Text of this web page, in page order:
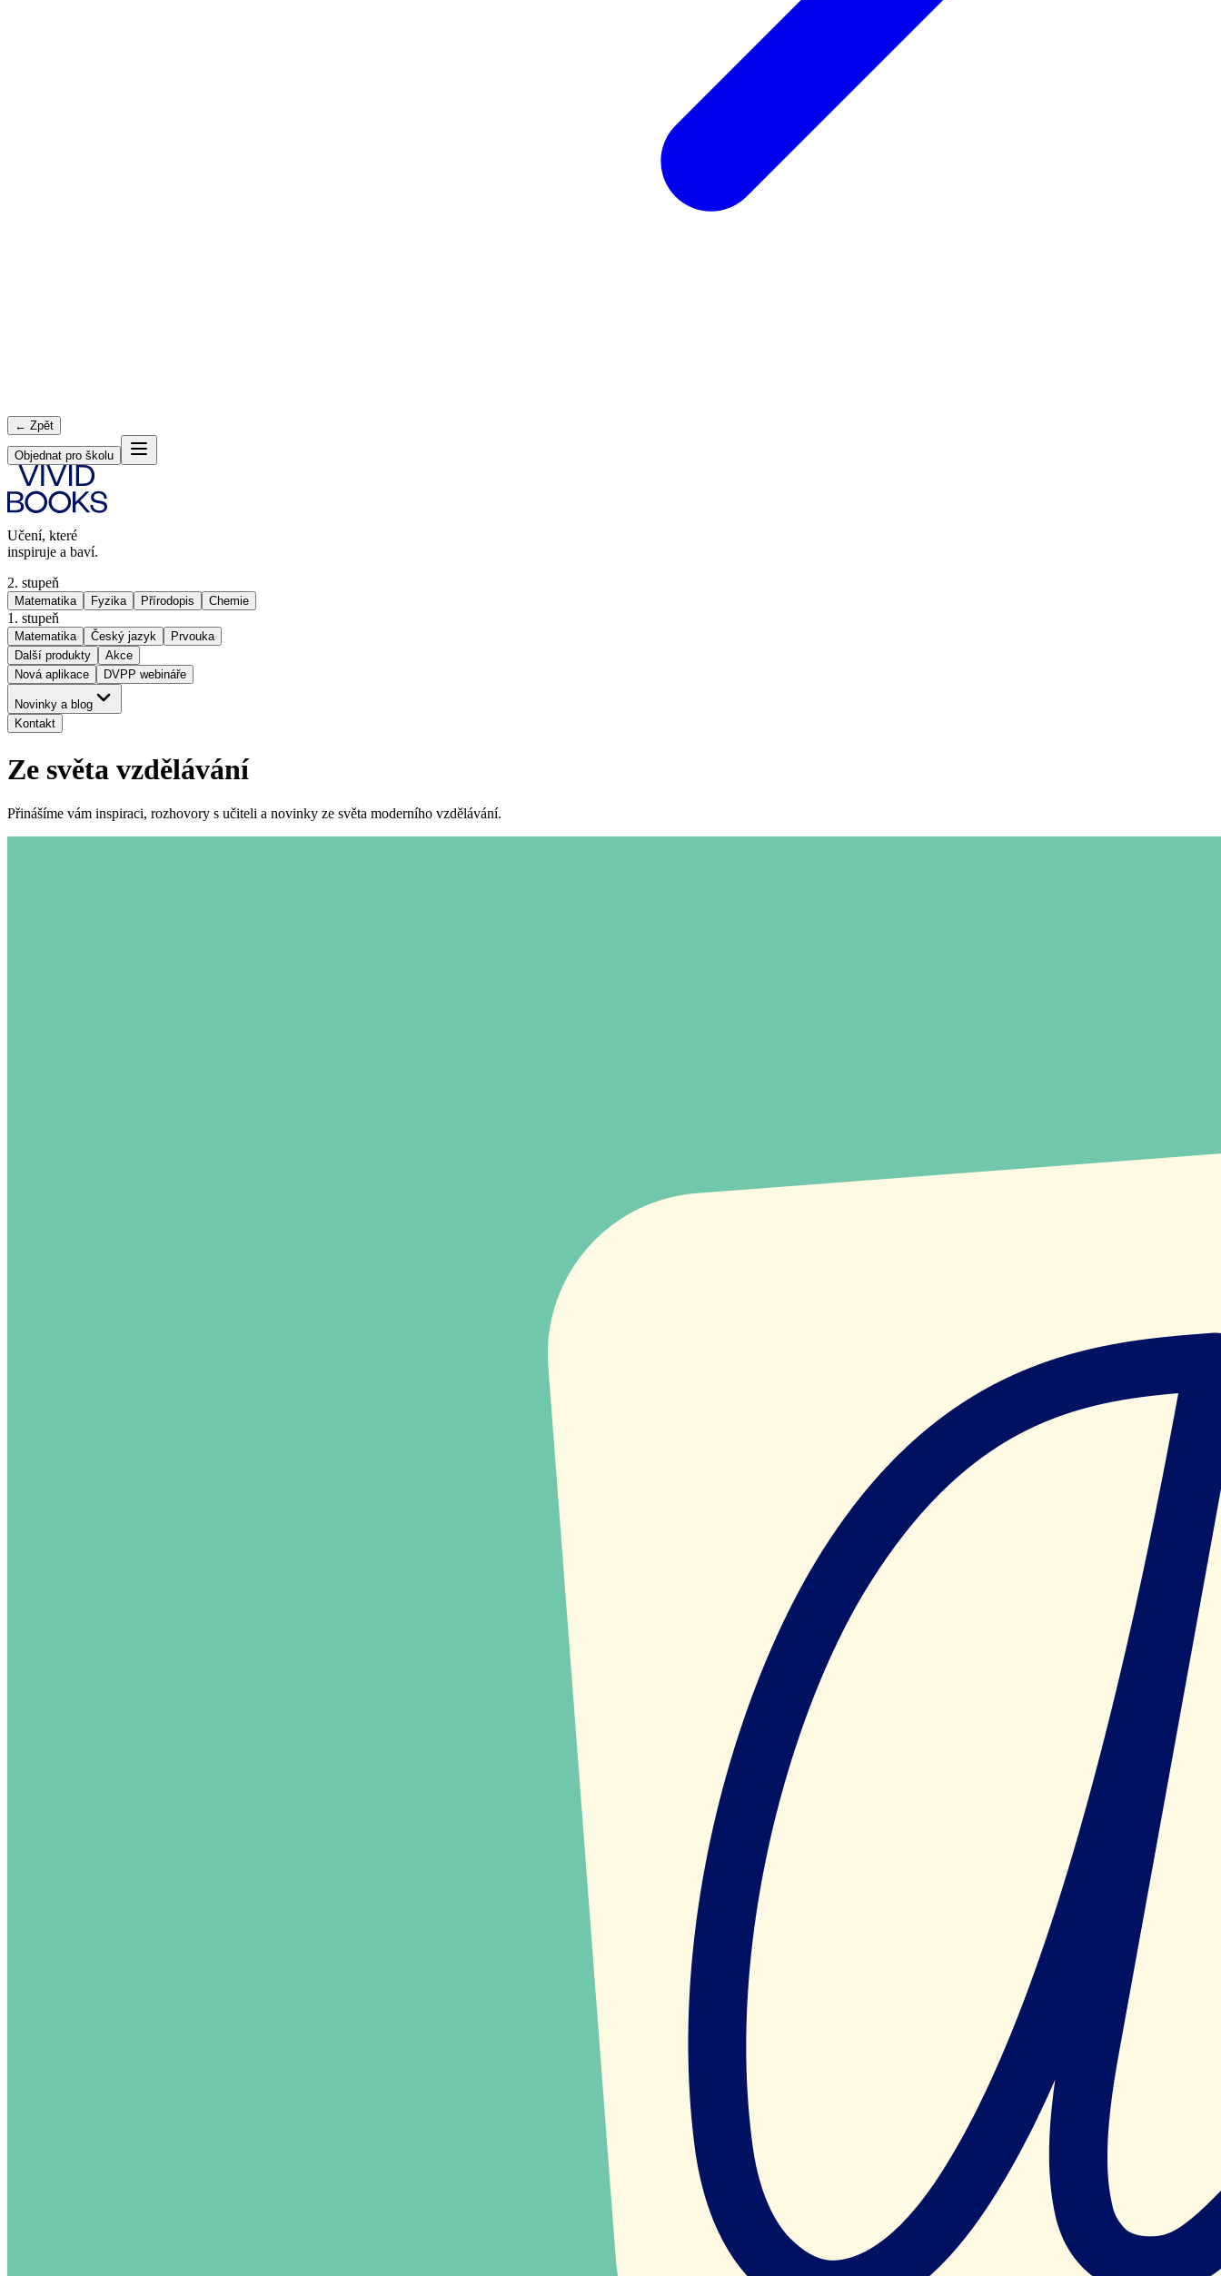
← Zpět
Objednat pro školu
Učení, které
inspiruje a baví.
2. stupeň
Matematika Fyzika Přírodopis Chemie
1. stupeň
Matematika Český jazyk
Prvouka
Další produkty
Akce
Nová aplikace
DVPP webináře
Novinky a blog
Kontakt
Ze světa vzdělávání
Přinášíme vám inspiraci, rozhovory s učiteli a novinky ze světa moderního vzdělávání.